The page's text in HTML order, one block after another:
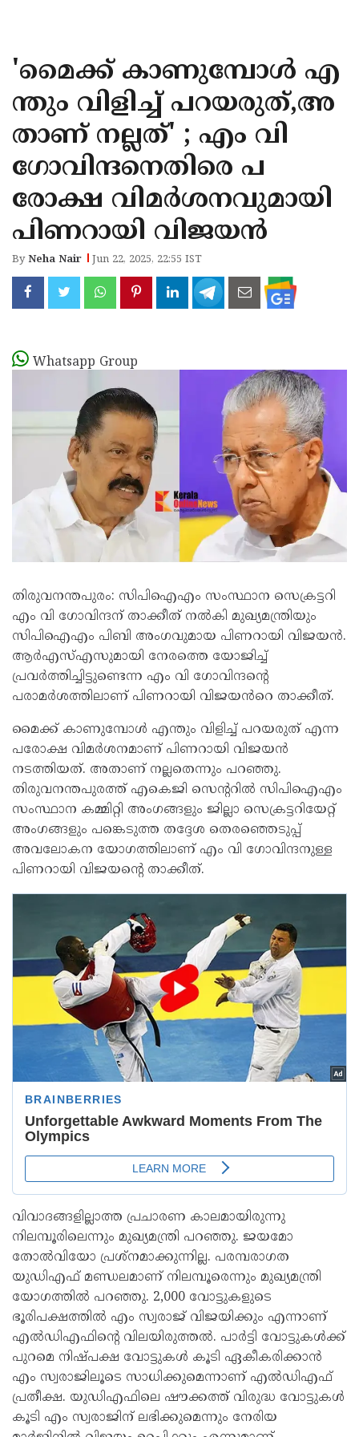
KANNUR
KASARAGOD
'മൈക്ക് കാണുമ്പോൾ എ
ന്തും വിളിച്ച് പറയരുത്,അ
താണ് നല്ലത്' ; എം വി
ഗോവിന്ദനെതിരെ പ
രോക്ഷ വിമർശനവുമായി
പിണറായി വിജയൻ
ByNeha Nair Jun 22, 2025, 22:55 IST
Whatsapp Group
തിരുവനന്തപുരം: സിപിഐഎം സംസ്ഥാന സെക്രട്ടറി
എം വി ഗോവിന്ദന് താക്കീത് നൽകി മുഖ്യമന്ത്രിയും
സിപിഐഎം പിബി അംഗവുമായ പിണറായി വിജയൻ.
ആർഎസ്എസുമായി നേരത്തെ യോജിച്ച്
പ്രവർത്തിച്ചിട്ടുണ്ടെന്ന എം വി ഗോവിന്ദന്റെ
പരാമർശത്തിലാണ് പിണറായി വിജയൻറെ താക്കീത്.
മൈക്ക് കാണുമ്പോൾ എന്തും വിളിച്ച് പറയരുത് എന്ന
പരോക്ഷ വിമർശനമാണ് പിണറായി വിജയൻ
നടത്തിയത്. അതാണ് നല്ലതെന്നും പറഞ്ഞു.
തിരുവനന്തപുരത്ത് എകെജി സെന്ററിൽ സിപിഐഎം
സംസ്ഥാന കമ്മിറ്റി അംഗങ്ങളും ജില്ലാ സെക്രട്ടറിയേറ്റ്
അംഗങ്ങളും പങ്കെടുത്ത തദ്ദേശ തെരഞ്ഞെടുപ്പ്
അവലോകന യോഗത്തിലാണ് എം വി ഗോവിന്ദനുള്ള
പിണറായി വിജയന്റെ താക്കീത്.
വിവാദങ്ങളില്ലാത്ത പ്രചാരണ കാലമായിരുന്നു
നിലമ്പൂരിലെന്നും മുഖ്യമന്ത്രി പറഞ്ഞു. ജയമോ
തോൽവിയോ പ്രശ്‌നമാക്കുന്നില്ല. പരമ്പരാഗത
യുഡിഎഫ് മണ്ഡലമാണ് നിലമ്പൂരെന്നും മുഖ്യമന്ത്രി
യോഗത്തിൽ പറഞ്ഞു. 2,000 വോട്ടുകളുടെ
ഭൂരിപക്ഷത്തിൽ എം സ്വരാജ് വിജയിക്കും എന്നാണ്
എൽഡിഎഫിന്റെ വിലയിരുത്തൽ. പാർട്ടി വോട്ടുകൾക്ക്
പുറമെ നിഷ്പക്ഷ വോട്ടുകൾ കൂടി ഏകീകരിക്കാൻ
എം സ്വരാജിലൂടെ സാധിക്കുമെന്നാണ് എൽഡിഎഫ്
പ്രതീക്ഷ. യുഡിഎഫിലെ ഷൗക്കത്ത് വിരുദ്ധ വോട്ടുകൾ
കൂടി എം സ്വരാജിന് ലഭിക്കുമെന്നും നേരിയ